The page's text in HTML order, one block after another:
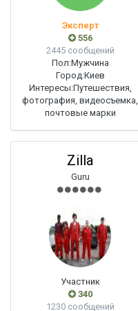
Эксперт
556
2445 сообщений
Пол:Мужчина
Город:Киев
Интересы:Путешествия,
фотография, видеосъемка,
почтовые марки
Zilla
Guru
Участник
340
1230 сообщений